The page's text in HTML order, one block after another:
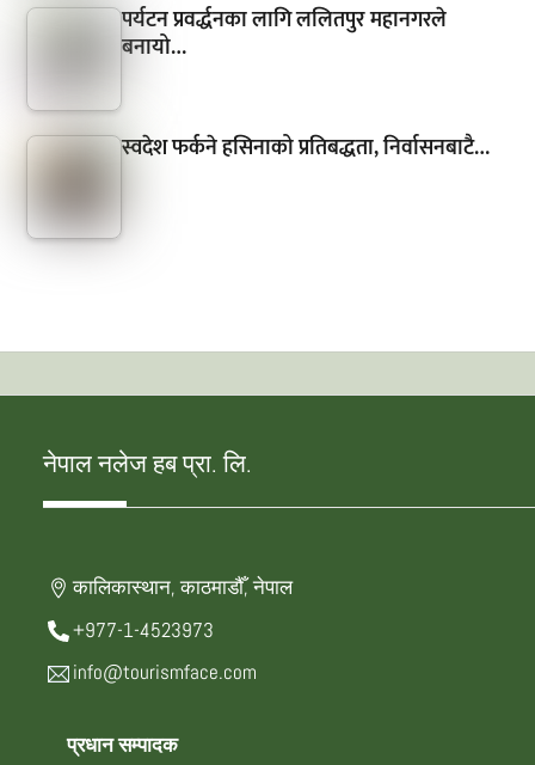
पर्यटन प्रवर्द्धनका लागि ललितपुर महानगरले
बनायो…
स्वदेश फर्कने हसिनाको प्रतिबद्धता, निर्वासनबाटै…
नेपाल नलेज हब प्रा. लि.
कालिकास्थान, काठमाडौँ, नेपाल
+977-1-4523973
info@tourismface.com
प्रधान सम्पादक